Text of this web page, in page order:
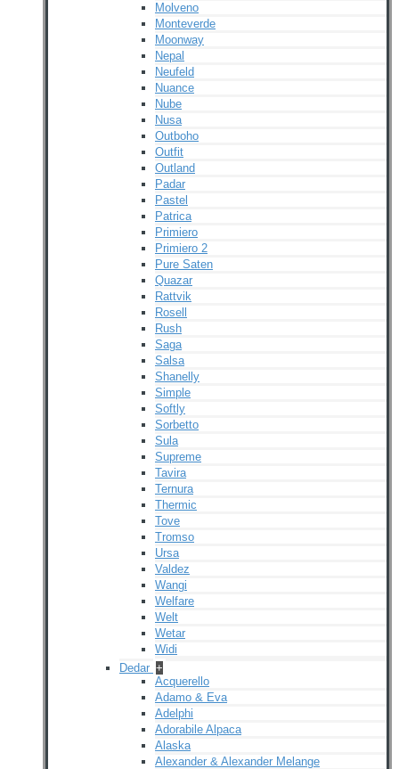
Molveno
Monteverde
Moonway
Nepal
Neufeld
Nuance
Nube
Nusa
Outboho
Outfit
Outland
Padar
Pastel
Patrica
Primiero
Primiero 2
Pure Saten
Quazar
Rattvik
Rosell
Rush
Saga
Salsa
Shanelly
Simple
Softly
Sorbetto
Sula
Supreme
Tavira
Ternura
Thermic
Tove
Tromso
Ursa
Valdez
Wangi
Welfare
Welt
Wetar
Widi
Dedar +
Acquerello
Adamo & Eva
Adelphi
Adorabile Alpaca
Alaska
Alexander & Alexander Melange